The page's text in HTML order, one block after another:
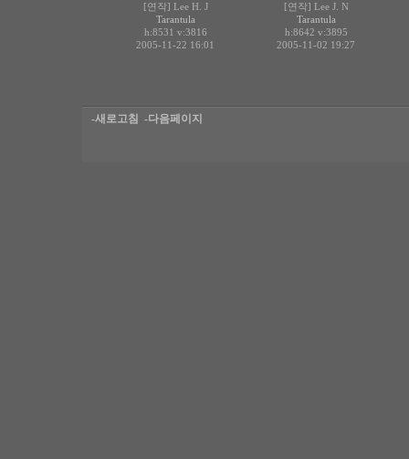
[연작] Lee H. J
Tarantula
h:8531 v:3816
2005-11-22 16:01
[연작] Lee J. N
Tarantula
h:8642 v:3895
2005-11-02 19:27
-새로고침 -다음페이지